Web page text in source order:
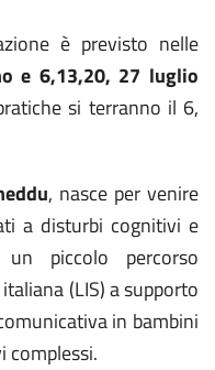
è previsto nelle
e 6,13,20, 27 luglio
si terranno il 6,
, nasce per venire
a disturbi cognitivi e
piccolo percorso
(LIS) a supporto
in bambini
complessi.